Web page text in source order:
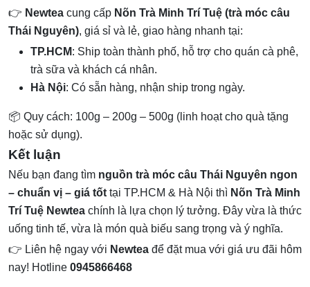
👉 Newtea cung cấp Nõn Trà Minh Trí Tuệ (trà móc câu
Thái Nguyên), giá sỉ và lẻ, giao hàng nhanh tại:
TP.HCM: Ship toàn thành phố, hỗ trợ cho quán cà phê,
trà sữa và khách cá nhân.
Hà Nội: Có sẵn hàng, nhận ship trong ngày.
📦 Quy cách: 100g – 200g – 500g (linh hoạt cho quà tặng
hoặc sử dụng).
Kết luận
Nếu bạn đang tìm nguồn trà móc câu Thái Nguyên ngon
– chuẩn vị – giá tốttại TP.HCM & Hà Nội thì Nõn Trà Minh
Trí Tuệ Newtea chính là lựa chọn lý tưởng. Đây vừa là thức
uống tinh tế, vừa là món quà biếu sang trọng và ý nghĩa.
👉 Liên hệ ngay với Newtea để đặt mua với giá ưu đãi hôm
nay! Hotline 0945866468